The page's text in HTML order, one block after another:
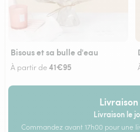
Bisous et sa bulle d'eau
À partir de41€95
Livraison le
Commandez avant 17h00 pour une